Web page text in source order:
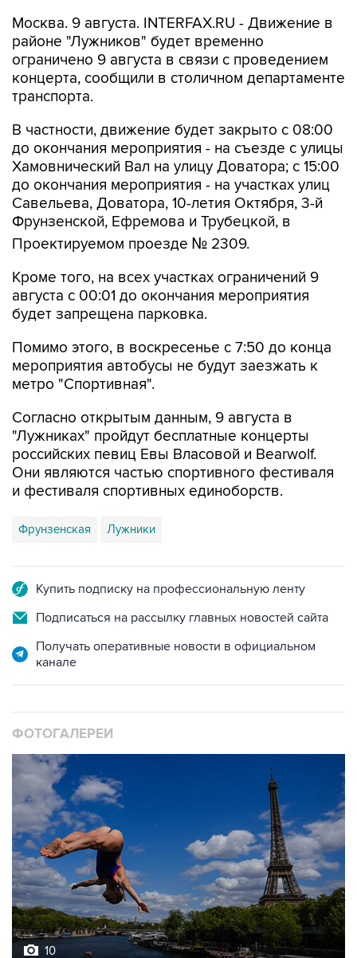
Москва. 9 августа. INTERFAX.RU - Движение в
районе "Лужников" будет временно
ограничено 9 августа в связи с проведением
концерта, сообщили в столичном департаменте
транспорта.
В частности, движение будет закрыто с 08:00
до окончания мероприятия - на съезде с улицы
Хамовнический Вал на улицу Доватора; с 15:00
до окончания мероприятия - на участках улиц
Савельева, Доватора, 10-летия Октября, 3-й
Фрунзенской, Ефремова и Трубецкой, в
Проектируемом проезде № 2309.
Кроме того, на всех участках ограничений 9
августа с 00:01 до окончания мероприятия
будет запрещена парковка.
Помимо этого, в воскресенье с 7:50 до конца
мероприятия автобусы не будут заезжать к
метро "Спортивная".
Согласно открытым данным, 9 августа в
"Лужниках" пройдут бесплатные концерты
российских певиц Евы Власовой и Bearwolf.
Они являются частью спортивного фестиваля
и фестиваля спортивных единоборств.
Фрунзенская Лужники
Купить подписку на профессиональную ленту
Подписаться на рассылку главных новостей сайта
Получать оперативные новости в официальном
канале
ФОТОГАЛЕРЕИ
10